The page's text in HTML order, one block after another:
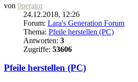
von 0perator
24.12.2018, 12:26
Forum: Lara's Generation Forum
Thema: Pfeile herstellen (PC)
Antworten: 3
Zugriffe: 53606
Pfeile herstellen (PC)